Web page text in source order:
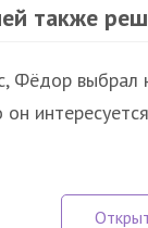
также
Фёдор выбрал